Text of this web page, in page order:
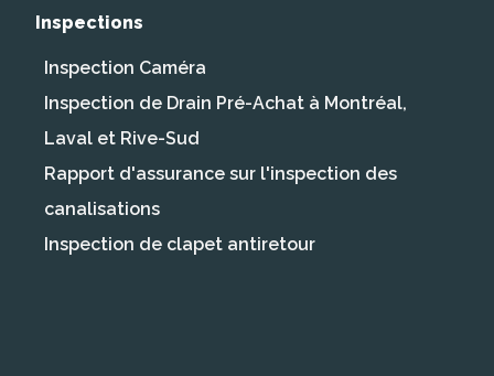
Inspections
Inspection Caméra
Inspection de Drain Pré-Achat à Montréal,
Laval et Rive-Sud
Rapport d'assurance sur l'inspection des
canalisations
Inspection de clapet antiretour